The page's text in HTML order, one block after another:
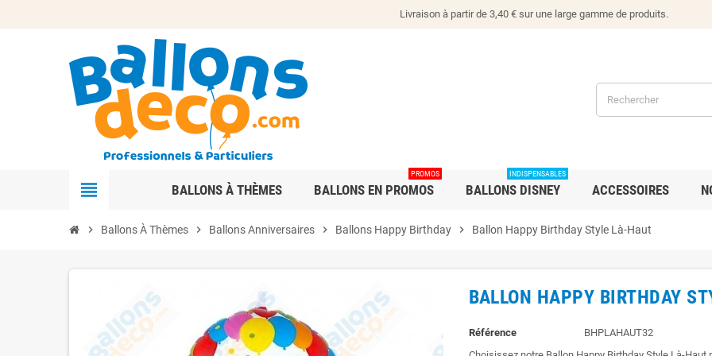
Livraison à partir de 3,40 € sur une large gamme de produits.
view_headline BALLONS À THÈMES BALLONS EN PROMOS
PROMOS
BALLONS DISNEY
INDISPENSABLES
ACCESSOIRES
chevron_right Ballons À Thèmes chevron_right Ballons Anniversaires chevron_right Ballons Happy Birthday chevron_right Ballon Happy Birthday Style Là-Haut
BALLON HAPPY BIRTHDAY
Référence
BHPLAHAUT32